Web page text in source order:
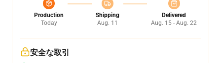
Production
Today
Shipping
Aug. 11
Delivered
Aug. 15 - Aug. 22
安全な取引